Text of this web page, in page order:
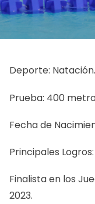
Deporte: Natación.
Prueba: 400
Fecha de
Principales Logros:
Finalista en los
2023.